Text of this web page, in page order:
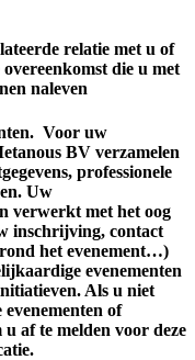
relatie met u of
die u met
naleven
Voor uw
BV verzamelen
professionele
Uw
verwerkt met het oog
inschrijving, contact
het evenement…)
evenementen
Als u niet
of
af te melden voor deze